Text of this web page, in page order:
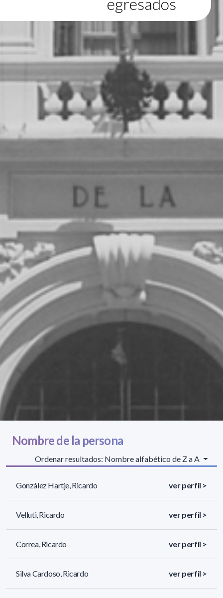
egresados
Nombre de la persona
Ordenar resultados: Nombre alfabético de Z a A
González Hartje, Ricardo ver perfil >
Velluti, Ricardo ver perfil >
Correa, Ricardo ver perfil >
Silva Cardoso, Ricardo ver perfil >